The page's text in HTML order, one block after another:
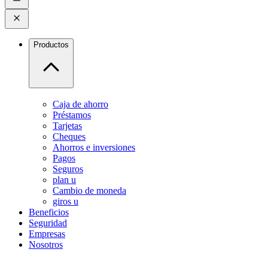
Productos
Caja de ahorro
Préstamos
Tarjetas
Cheques
Ahorros e inversiones
Pagos
Seguros
plan u
Cambio de moneda
giros u
Beneficios
Seguridad
Empresas
Nosotros